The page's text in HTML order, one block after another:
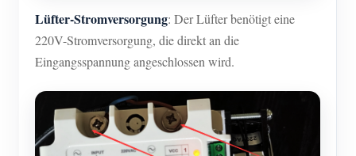
Lüfter-Stromversorgung: Der Lüfter benötigt eine
220V-Stromversorgung, die direkt an die
Eingangsspannung angeschlossen wird.